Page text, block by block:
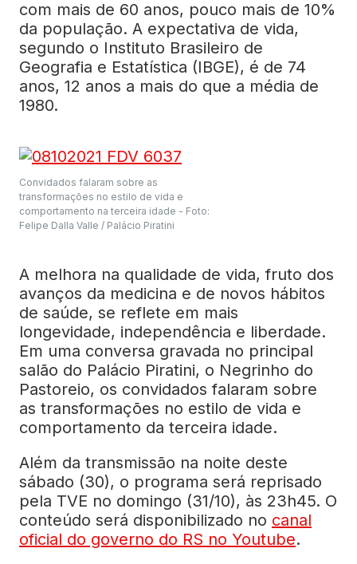
com mais de 60 anos, pouco mais de 10%
da população. A expectativa de vida,
segundo o Instituto Brasileiro de
Geografia e Estatística (IBGE), é de 74
anos, 12 anos a mais do que a média de
1980.
Convidados falaram sobre as
transformações no estilo de vida e
comportamento na terceira idade - Foto:
Felipe Dalla Valle / Palácio Piratini
A melhora na qualidade de vida, fruto dos
avanços da medicina e de novos hábitos
de saúde, se reflete em mais
longevidade, independência e liberdade.
Em uma conversa gravada no principal
salão do Palácio Piratini, o Negrinho do
Pastoreio, os convidados falaram sobre
as transformações no estilo de vida e
comportamento da terceira idade.
Além da transmissão na noite deste
sábado (30), o programa será reprisado
pela TVE no domingo (31/10), às 23h45. O
conteúdo será disponibilizado no canal
oficial do governo do RS no Youtube.